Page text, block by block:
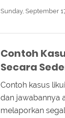
Sunday, September
Contoh
Secara
Contoh kasus
dan jawabannya
melaporkan